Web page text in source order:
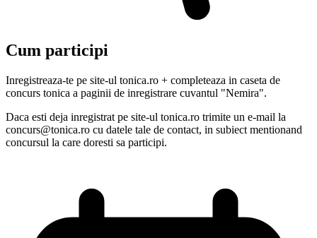
Cum participi
Inregistreaza-te pe site-ul tonica.ro + completeaza in caseta de
concurs tonica a paginii de inregistrare cuvantul "Nemira".
Daca esti deja inregistrat pe site-ul tonica.ro trimite un e-mail la
concurs@tonica.ro cu datele tale de contact, in subiect mentionand
concursul la care doresti sa participi.